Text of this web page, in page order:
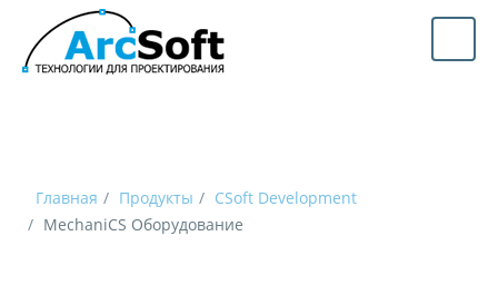
Главная Продукты
CSoft Development
MechaniCS Оборудование